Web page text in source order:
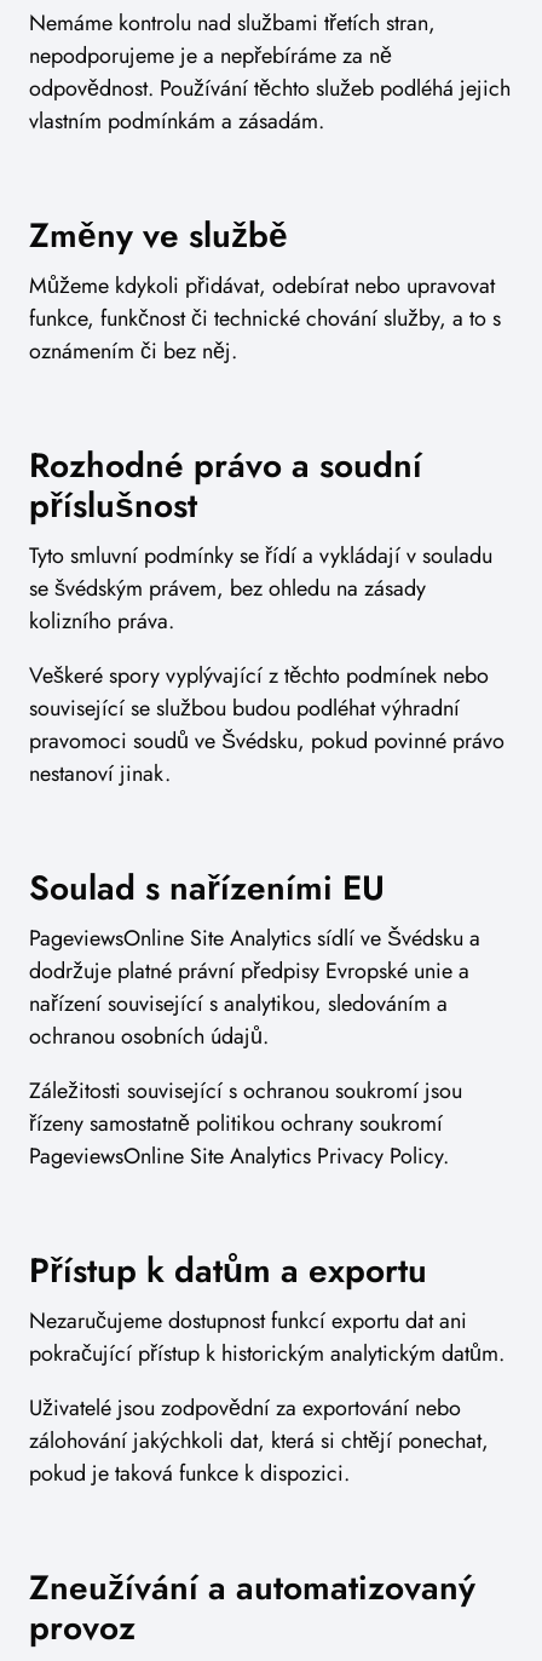
Nemáme kontrolu nad službami třetích stran,
nepodporujeme je a nepřebíráme za ně
odpovědnost. Používání těchto služeb podléhá jejich
vlastním podmínkám a zásadám.
Změny ve službě
Můžeme kdykoli přidávat, odebírat nebo upravovat
funkce, funkčnost či technické chování služby, a to s
oznámením či bez něj.
Rozhodné právo a soudní
příslušnost
Tyto smluvní podmínky se řídí a vykládají v souladu
se švédským právem, bez ohledu na zásady
kolizního práva.
Veškeré spory vyplývající z těchto podmínek nebo
související se službou budou podléhat výhradní
pravomoci soudů ve Švédsku, pokud povinné právo
nestanoví jinak.
Soulad s nařízeními EU
PageviewsOnline Site Analytics sídlí ve Švédsku a
dodržuje platné právní předpisy Evropské unie a
nařízení související s analytikou, sledováním a
ochranou osobních údajů.
Záležitosti související s ochranou soukromí jsou
řízeny samostatně politikou ochrany soukromí
PageviewsOnline Site Analytics Privacy Policy.
Přístup k datům a exportu
Nezaručujeme dostupnost funkcí exportu dat ani
pokračující přístup k historickým analytickým datům.
Uživatelé jsou zodpovědní za exportování nebo
zálohování jakýchkoli dat, která si chtějí ponechat,
pokud je taková funkce k dispozici.
Zneužívání a automatizovaný
provoz